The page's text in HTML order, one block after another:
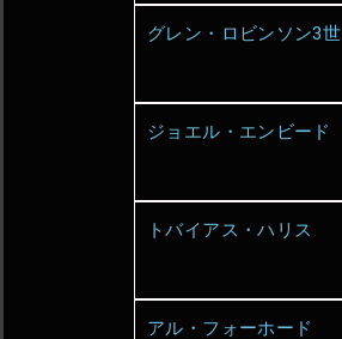
グレン・ロビンソン3世
ジョエル・エンビード
トバイアス・ハリス
アル・フォーホード